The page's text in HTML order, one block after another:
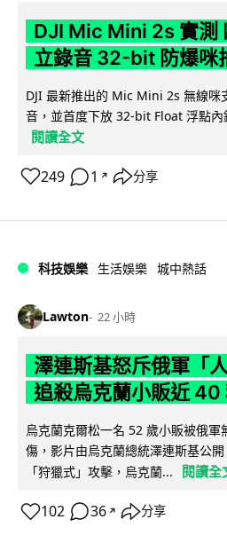
DJI Mic Mini 2s 實測
立錄音 32-bit 防爆咪
DJI 最新推出的 Mic Mini 2s 無線咪
音，並首度下放 32-bit Float 浮點
閱讀全文
249 1 ↗ 分享
科技娛樂 生活娛樂 城中熱話
Lawton 22 小時
澤連斯基怒斥俄軍「
追殺烏克蘭小販近 40
烏克蘭克爾松一名 52 歲小販被俄
傷，影片由烏克蘭總統澤連斯基公
「狩獵式」攻擊，烏克蘭...
閱讀全
102 36 ↗ 分享